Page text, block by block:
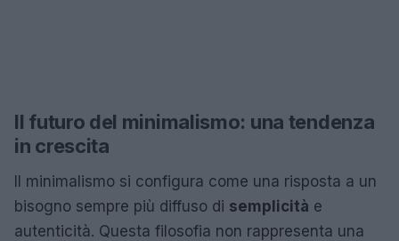
Il futuro del minimalismo: una tendenza
in crescita
Il minimalismo si configura come una risposta a un
bisogno sempre più diffuso di semplicità e
autenticità. Questa filosofia non rappresenta una